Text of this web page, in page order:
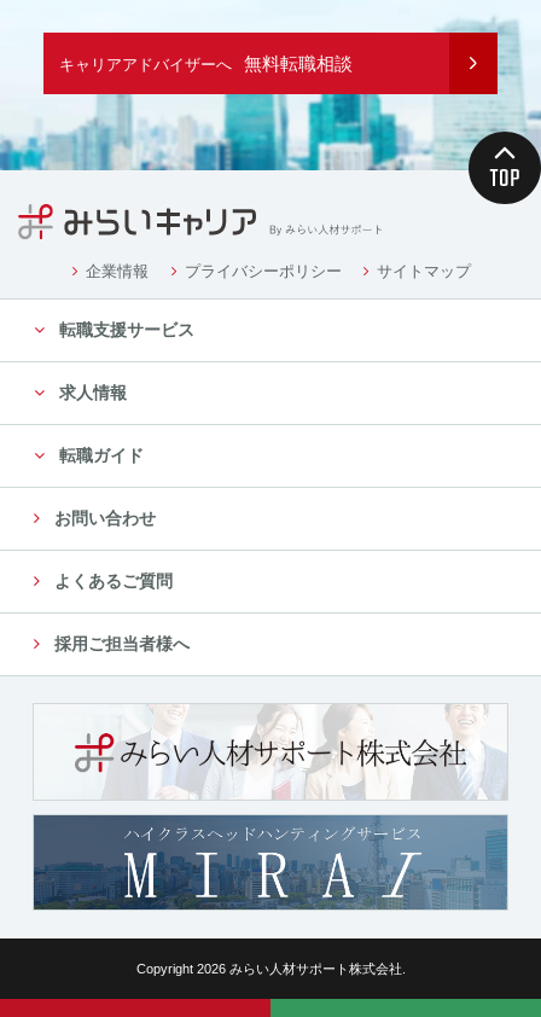
キャリアアドバイザーへ 無料転職相談
企業情報 プライバシーポリシー サイトマップ
転職支援サービス
求人情報
転職ガイド
お問い合わせ
よくあるご質問
採用ご担当者様へ
Copyright 2026 みらい人材サポート株式会社.